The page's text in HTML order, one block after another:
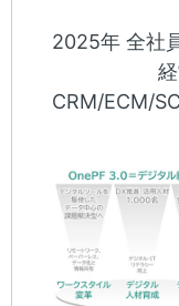
2025年 全社
CRM/ECM/